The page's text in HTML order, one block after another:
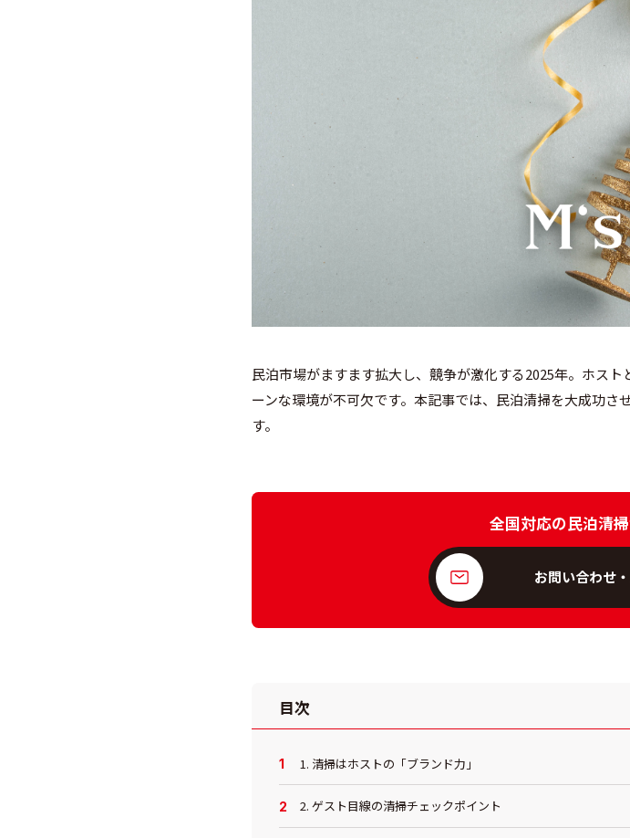
民泊市場がますます拡大し、競争が激化する2025年。ホス
ーンな環境が不可欠です。本記事では、民泊清掃を大成功
す。
全国対応の民泊清
お問い合わせ
目次
1. 清掃はホストの「ブランド力」
2. ゲスト目線の清掃チェックポイント